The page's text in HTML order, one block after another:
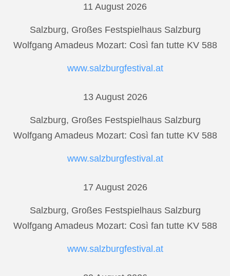
11 August 2026
Salzburg, Großes Festspielhaus Salzburg
Wolfgang Amadeus Mozart: Così fan tutte KV 588
www.salzburgfestival.at
13 August 2026
Salzburg, Großes Festspielhaus Salzburg
Wolfgang Amadeus Mozart: Così fan tutte KV 588
www.salzburgfestival.at
17 August 2026
Salzburg, Großes Festspielhaus Salzburg
Wolfgang Amadeus Mozart: Così fan tutte KV 588
www.salzburgfestival.at